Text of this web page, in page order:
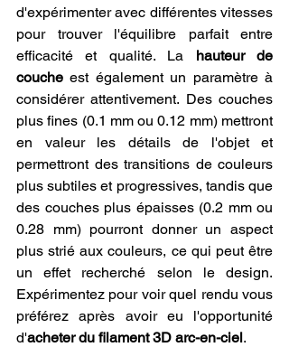
d'expérimenter avec différentes vitesses
pour trouver l'équilibre parfait entre
efficacité et qualité. La hauteur de
couche est également un paramètre à
considérer attentivement. Des couches
plus fines (0.1 mm ou 0.12 mm) mettront
en valeur les détails de l'objet et
permettront des transitions de couleurs
plus subtiles et progressives, tandis que
des couches plus épaisses (0.2 mm ou
0.28 mm) pourront donner un aspect
plus strié aux couleurs, ce qui peut être
un effet recherché selon le design.
Expérimentez pour voir quel rendu vous
préférez après avoir eu l'opportunité
d'acheter du filament 3D arc-en-ciel.